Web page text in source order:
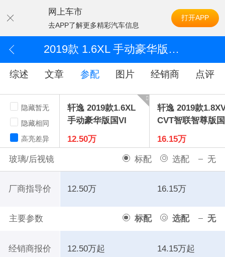
网上车市
去APP了解更多精彩汽车信息
打开APP
2019款 1.6XL 手动豪华版 国VI
综述 文章 参配 图片 经销商 点评
隐藏暂无
隐藏相同
高亮差异
轩逸 2019款1.6XL
手动豪华版国VI
12.50万
轩逸 2019款
CVT智联智尊版
16.15万
玻璃/后视镜 标配 选配 无
厂商指导价
主要参数 标配 选配 无
经销商报价
12.50万 16.15万
12.50万起 14.15万起